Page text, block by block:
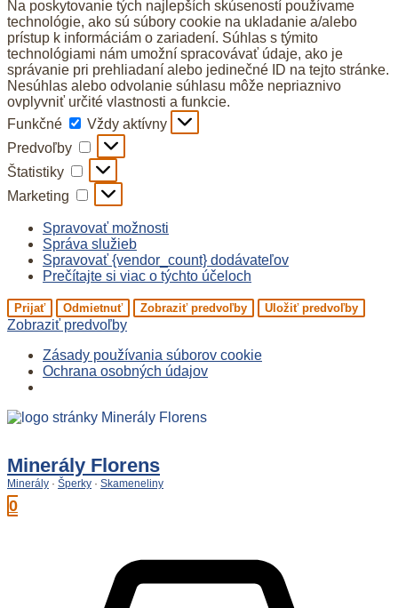
Na poskytovanie tých najlepších skúseností používame
technológie, ako sú súbory cookie na ukladanie a/alebo
prístup k informáciám o zariadení. Súhlas s týmito
technológiami nám umožní spracovávať údaje, ako je
správanie pri prehliadaní alebo jedinečné ID na tejto stránke.
Nesúhlas alebo odvolanie súhlasu môže nepriaznivo
ovplyvniť určité vlastnosti a funkcie.
Funkčné
Funkčné
Vždy aktívny
Predvoľby
Predvoľby
Štatistiky Štatistiky
Marketing Marketing
Spravovať možnosti
Správa služieb
Spravovať {vendor_count} dodávateľov
Prečítajte si viac o týchto účeloch
Prijať Odmietnuť Zobraziť predvoľby Uložiť predvoľby
Zobraziť predvoľby
Zásady používania súborov cookie
Ochrana osobných údajov
Preskočiť
Minerály Florens
Minerály · Šperky · Skameneliny
0